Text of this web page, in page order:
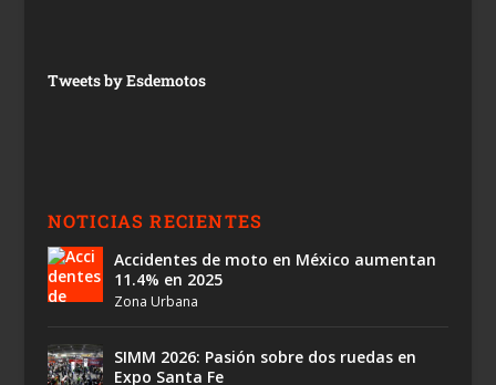
Tweets by Esdemotos
NOTICIAS RECIENTES
Accidentes de moto en México aumentan
11.4% en 2025
Zona Urbana
SIMM 2026: Pasión sobre dos ruedas en
Expo Santa Fe